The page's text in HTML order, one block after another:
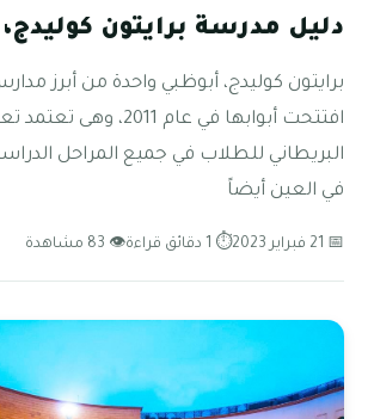
دليل مدرسة برايتون
برايتون كوليدج، أبوظبي واحدة من أبرز
افتتحت أبوابها في عام 2011،
البريطاني للطلاب في جميع المراحل
في العين أيضاً
📅 21 فبراير 2023 ⏱ 1 دقائق قراءة 👁 83 مشاهدة